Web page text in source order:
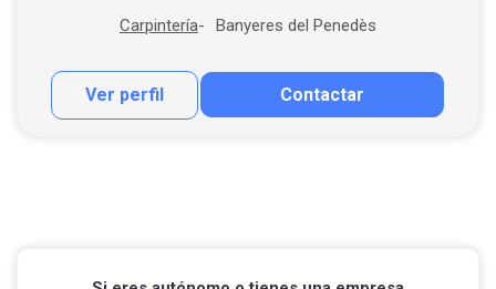
Carpintería Banyeres del Penedès
Ver perfil Contactar
Contactar por correo